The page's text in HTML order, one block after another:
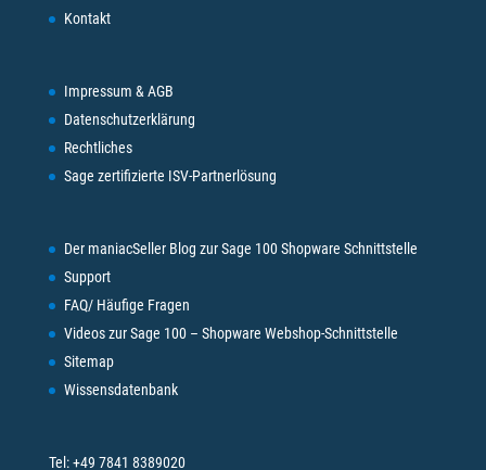
Kontakt
Impressum & AGB
Datenschutzerklärung
Rechtliches
Sage zertifizierte ISV-Partnerlösung
Der maniacSeller Blog zur Sage 100 Shopware Schnittstelle
Support
FAQ/ Häufige Fragen
Videos zur Sage 100 – Shopware Webshop-Schnittstelle
Sitemap
Wissensdatenbank
Tel:+49 7841 8389020